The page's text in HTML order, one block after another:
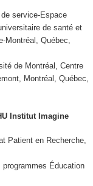
service-Espace
de santé et
Montréal, Québec,
de Montréal, Centre
Montréal, Québec,
Institut Imagine
Patient en Recherche,
Éducation